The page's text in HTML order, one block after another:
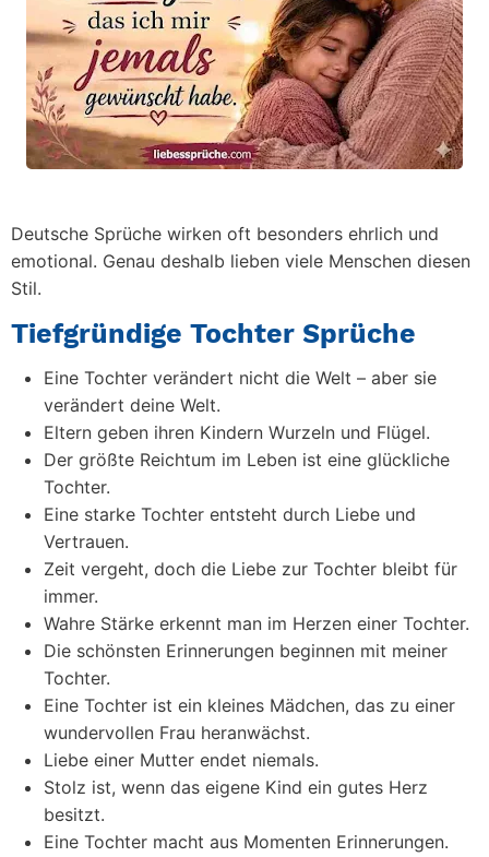
Deutsche Sprüche wirken oft besonders ehrlich und
emotional. Genau deshalb lieben viele Menschen diesen
Stil.
Tiefgründige Tochter Sprüche
Eine Tochter verändert nicht die Welt – aber sie
verändert deine Welt.
Eltern geben ihren Kindern Wurzeln und Flügel.
Der größte Reichtum im Leben ist eine glückliche
Tochter.
Eine starke Tochter entsteht durch Liebe und
Vertrauen.
Zeit vergeht, doch die Liebe zur Tochter bleibt für
immer.
Wahre Stärke erkennt man im Herzen einer Tochter.
Die schönsten Erinnerungen beginnen mit meiner
Tochter.
Eine Tochter ist ein kleines Mädchen, das zu einer
wundervollen Frau heranwächst.
Liebe einer Mutter endet niemals.
Stolz ist, wenn das eigene Kind ein gutes Herz
besitzt.
Eine Tochter macht aus Momenten Erinnerungen.